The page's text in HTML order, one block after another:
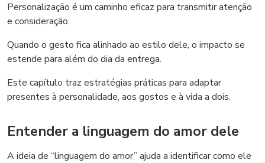
Personalização é um caminho eficaz para transmitir atenção
e consideração.
Quando o gesto fica alinhado ao estilo dele, o impacto se
estende para além do dia da entrega.
Este capítulo traz estratégias práticas para adaptar
presentes à personalidade, aos gostos e à vida a dois.
Entender a linguagem do amor dele
A ideia de “linguagem do amor” ajuda a identificar como ele